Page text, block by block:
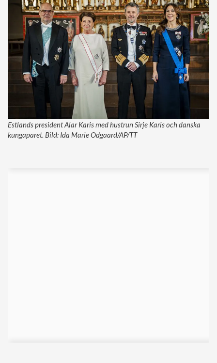
Estlands president Alar Karis med hustrun Sirje Karis och danska
kungaparet. Bild: Ida Marie Odgaard/AP/TT